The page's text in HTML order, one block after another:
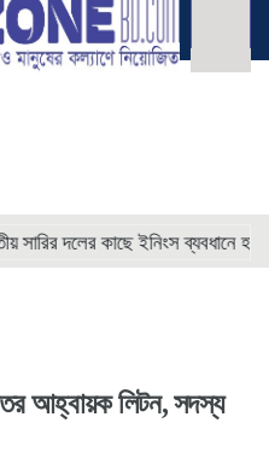
দলের কাছে ইনিংস ব্যবধানে হারল
আহ্বায়ক লিটন, সদস্য